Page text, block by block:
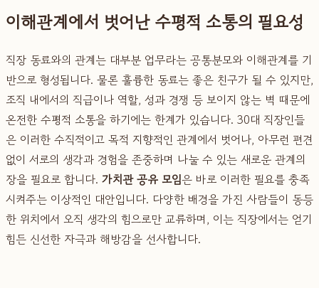
이해관계에서 벗어난 수평적 소통의 필요성
직장 동료와의 관계는 대부분 업무라는 공통분모와 이해관계를 기
반으로 형성됩니다. 물론 훌륭한 동료는 좋은 친구가 될 수 있지만,
조직 내에서의 직급이나 역할, 성과 경쟁 등 보이지 않는 벽 때문에
온전한 수평적 소통을 하기에는 한계가 있습니다. 30대 직장인들
은 이러한 수직적이고 목적 지향적인 관계에서 벗어나, 아무런 편견
없이 서로의 생각과 경험을 존중하며 나눌 수 있는 새로운 관계의
장을 필요로 합니다. 가치관 공유 모임은 바로 이러한 필요를 충족
시켜주는 이상적인 대안입니다. 다양한 배경을 가진 사람들이 동등
한 위치에서 오직 생각의 힘으로만 교류하며, 이는 직장에서는 얻기
힘든 신선한 자극과 해방감을 선사합니다.